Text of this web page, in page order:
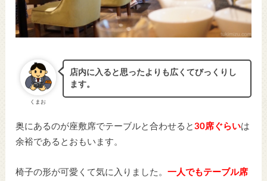
くまお
店内に入ると思ったよりも広くてびっくりし
ます。
奥にあるのが座敷席でテーブルと合わせると30席ぐらいは
余裕であるとおもいます。
椅子の形が可愛くて気に入りました。一人でもテーブル席